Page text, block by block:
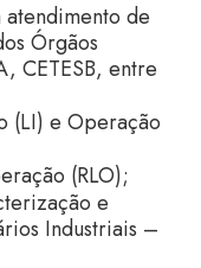
de
Órgãos
CETESB, entre
(LI) e Operação
(RLO);
e
Industriais –